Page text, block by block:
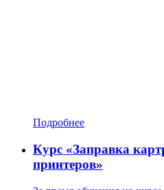
Подробнее
Курс «Заправка
принтеров»